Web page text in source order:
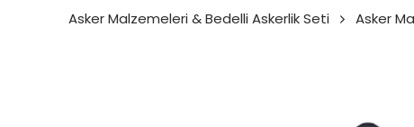
Asker Malzemeleri & Bedelli Askerlik Seti Asker